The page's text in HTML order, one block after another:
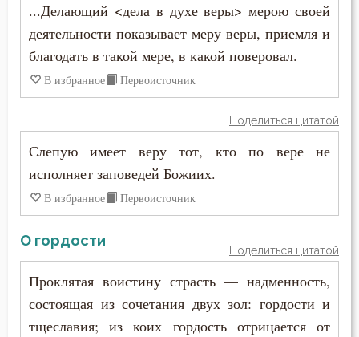
Печаль по Богу
Плоть
Познание себя
Покаяние
Послушание
Причастие
Промысел Божий
Кирилл Иерусалимский
Климент Римский
Лев Великий
Лев Оптинский (Наголкин)
Лука (Войно-Ясенецкий)
Макарий Великий
Макарий Оптинский (Иванов)
Максим Грек
Максим Исповедник
...Делающий <дела в духе веры> мерою своей
деятельности показывает меру веры, приемля и
благодать в такой мере, в какой поверовал.
В избранное Первоисточник
Поделиться цитатой
Слепую имеет веру тот, кто по вере не
исполняет заповедей Божиих.
В избранное Первоисточник
О гордости
Поделиться цитатой
Проклятая воистину страсть — надменность,
состоящая из сочетания двух зол: гордости и
тщеславия; из коих гордость отрицается от